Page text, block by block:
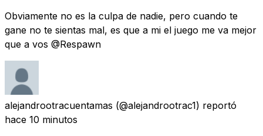
Obviamente no es la culpa de nadie, pero cuando te
gane no te sientas mal, es que a mi el juego me va mejor
que a vos @Respawn
alejandrootracuentamas (@alejandrootrac1) reportó
hace 10 minutos